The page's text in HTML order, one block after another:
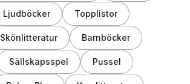
Ljudböcker Topplistor
Skönlitteratur Barnböcker
Sällskapsspel Pussel